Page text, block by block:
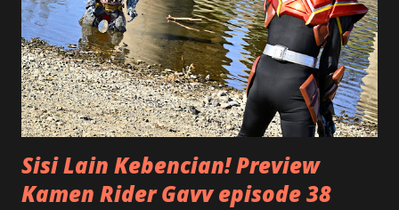
kalau piramida atau segitiga ini posisinya kita balik, terlihat
bahwa bagian paling atas yang lebar atau luas, terus
mengecil ke bawah menjadi titik runcing. Serupa dengan
bentuk segitiga terbalik tersebut, suatu artikel akan lebih
terstruktur apabila di bagian awal atau ...
Sisi Lain Kebencian! Preview
Kamen Rider Gavv episode 38